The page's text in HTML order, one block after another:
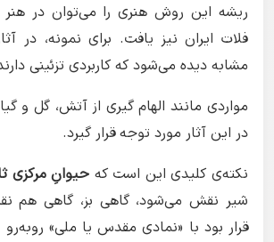
ریشه این روش هنری را می‌توان در
فلات ایران نیز یافت. برای نمونه، در
مشابه دیده می‌شود که کاربردی تزئینی
مواردی مانند الهام گیری از آتش، گل و
در این آثار مورد توجه قرار گیرد.
نکته‌ی کلیدی این است که حیوانِ مرکزی
شیر نقش می‌شود، گاهی بز، گاهی هم
قرار بود با «نمادی مقدس یا ملی»